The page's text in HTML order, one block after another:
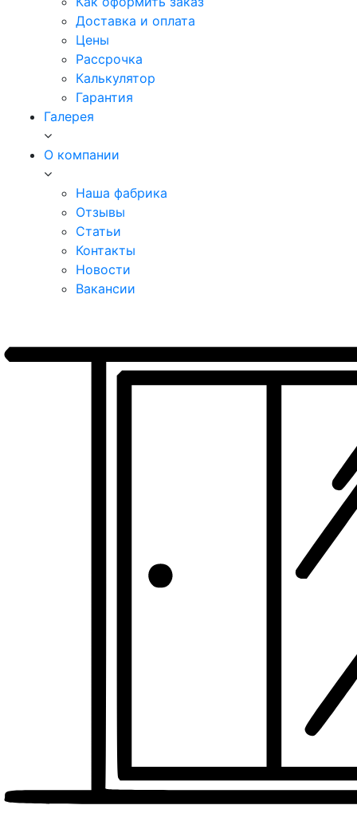
Доставка и оплата
Цены
Рассрочка
Калькулятор
Гарантия
Галерея
О компании
Наша фабрика
Отзывы
Статьи
Контакты
Новости
Вакансии